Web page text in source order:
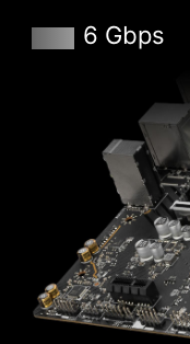
6 Gbps
Aproveite uma
utilizar. Tune
desempenho
quebrar
MODO EZ